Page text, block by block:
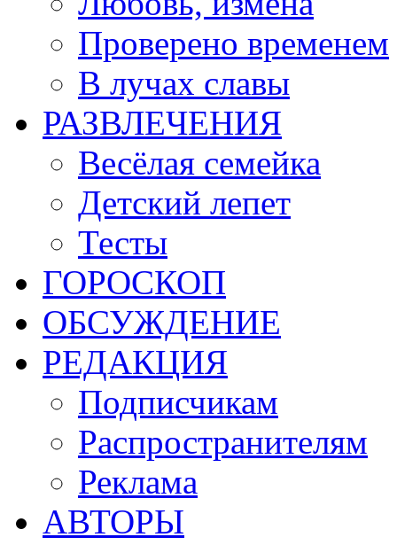
Проверено временем
В лучах славы
РАЗВЛЕЧЕНИЯ
Весёлая семейка
Детский лепет
Тесты
ГОРОСКОП
ОБСУЖДЕНИЕ
РЕДАКЦИЯ
Подписчикам
Распространителям
Реклама
АВТОРЫ